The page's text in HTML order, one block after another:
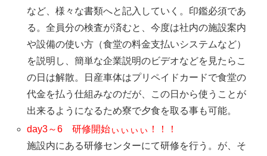
など、様々な書類へと記入していく。印鑑必須であ
る。全員分の検査が済むと、今度は社内の施設案内
や設備の使い方（食堂の料金支払いシステムなど）
を説明し、簡単な企業説明のビデオなどを見たらこ
の日は解散。日産車体はプリペイドカードで食堂の
代金を払う仕組みなのだが、この日から使うことが
出来るようになるため寮で夕食を取る事も可能。
day3～6 研修開始ぃぃぃぃ！！！
施設内にある研修センターにて研修を行う。が、そ